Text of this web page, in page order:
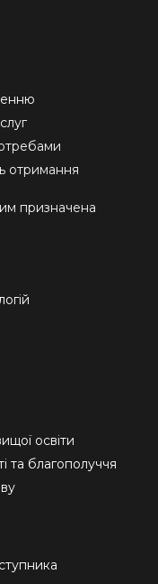
отримання
призначена
освіти
та благополуччя